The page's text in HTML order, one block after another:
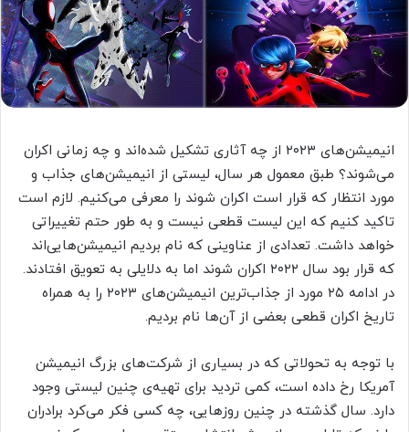
انیمیشن‌های ۲۰۲۳ از چه آثاری تشکیل شده‌اند و چه زمانی اکران
می‌شوند؟ طبق معمول هر سال، لیستی از انیمیشن‌های جذاب و
مورد انتظار که قرار است اکران شوند را معرفی می‌کنیم. لازم است
تاکید کنیم که این لیست قطعی نیست و به طور حتم تغییراتی
خواهد داشت. تعدادی از عناوینی که نام بردیم انیمیشن‌هایی‌اند
که قرار بود سال ۲۰۲۲ اکران شوند اما به دلایلی به تعویق افتادند.
در ادامه ۲۵ مورد از جذاب‌ترین انیمیشن‌های ۲۰۲۳ را به همراه
تاریخ اکران قطعی بعضی از آن‌ها نام بردیم.
با توجه به تحولاتی که در بسیاری از شرکت‌های بزرگ انیمیشن
آمریکا رخ داده است، کمی تردید برای تهیه‌ی چنین لیستی وجود
دارد. سال گذشته در چنین روزهایی، چه کسی فکر می‌کرد برادران